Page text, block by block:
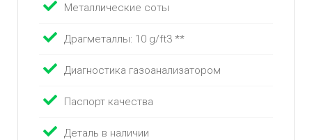
Металлические соты
Драгметаллы: 10 g/ft3 **
Диагностика газоанализатором
Паспорт качества
Деталь в наличии